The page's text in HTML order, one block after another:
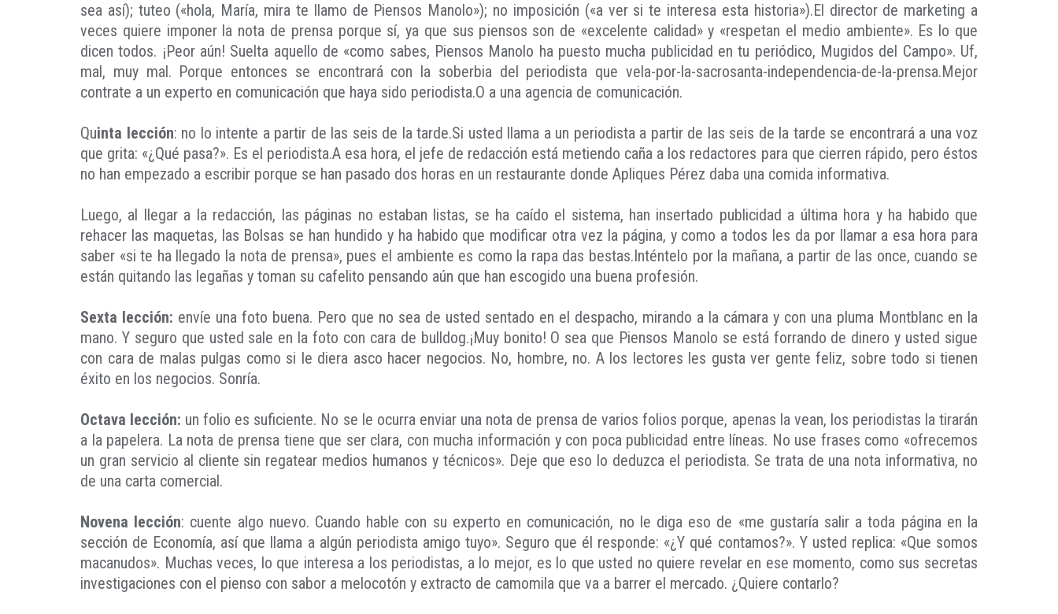
sea así); tuteo («hola, María, mira te llamo de Piensos Manolo»); no imposición («a ver si te interesa esta historia»).El director de marketing a
veces quiere imponer la nota de prensa porque sí, ya que sus piensos son de «excelente calidad» y «respetan el medio ambiente». Es lo que
dicen todos. ¡Peor aún! Suelta aquello de «como sabes, Piensos Manolo ha puesto mucha publicidad en tu periódico, Mugidos del Campo». Uf,
mal, muy mal. Porque entonces se encontrará con la soberbia del periodista que vela-por-la-sacrosanta-independencia-de-la-prensa.Mejor
contrate a un experto en comunicación que haya sido periodista.O a una agencia de comunicación.
Quinta lección: no lo intente a partir de las seis de la tarde.Si usted llama a un periodista a partir de las seis de la tarde se encontrará a una voz
que grita: «¿Qué pasa?». Es el periodista.A esa hora, el jefe de redacción está metiendo caña a los redactores para que cierren rápido, pero éstos
no han empezado a escribir porque se han pasado dos horas en un restaurante donde Apliques Pérez daba una comida informativa.
Luego, al llegar a la redacción, las páginas no estaban listas, se ha caído el sistema, han insertado publicidad a última hora y ha habido que
rehacer las maquetas, las Bolsas se han hundido y ha habido que modificar otra vez la página, y como a todos les da por llamar a esa hora para
saber «si te ha llegado la nota de prensa», pues el ambiente es como la rapa das bestas.Inténtelo por la mañana, a partir de las once, cuando se
están quitando las legañas y toman su cafelito pensando aún que han escogido una buena profesión.
Sexta lección: envíe una foto buena. Pero que no sea de usted sentado en el despacho, mirando a la cámara y con una pluma Montblanc en la
mano. Y seguro que usted sale en la foto con cara de bulldog.¡Muy bonito! O sea que Piensos Manolo se está forrando de dinero y usted sigue
con cara de malas pulgas como si le diera asco hacer negocios. No, hombre, no. A los lectores les gusta ver gente feliz, sobre todo si tienen
éxito en los negocios. Sonría.
Octava lección: un folio es suficiente. No se le ocurra enviar una nota de prensa de varios folios porque, apenas la vean, los periodistas la tirarán
a la papelera. La nota de prensa tiene que ser clara, con mucha información y con poca publicidad entre líneas. No use frases como «ofrecemos
un gran servicio al cliente sin regatear medios humanos y técnicos». Deje que eso lo deduzca el periodista. Se trata de una nota informativa, no
de una carta comercial.
Novena lección: cuente algo nuevo. Cuando hable con su experto en comunicación, no le diga eso de «me gustaría salir a toda página en la
sección de Economía, así que llama a algún periodista amigo tuyo». Seguro que él responde: «¿Y qué contamos?». Y usted replica: «Que somos
macanudos». Muchas veces, lo que interesa a los periodistas, a lo mejor, es lo que usted no quiere revelar en ese momento, como sus secretas
investigaciones con el pienso con sabor a melocotón y extracto de camomila que va a barrer el mercado. ¿Quiere contarlo?